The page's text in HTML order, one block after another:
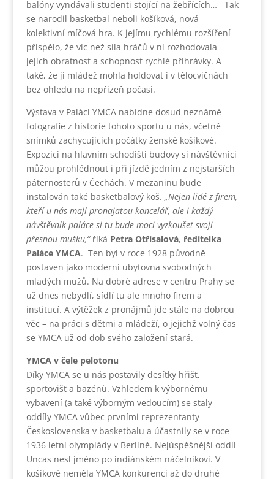
balóny vyndávali studenti stojící na žebřících… Tak
se narodil basketbal neboli košíková, nová
kolektivní míčová hra. K jejímu rychlému rozšíření
přispělo, že víc než síla hráčů v ní rozhodovala
jejich obratnost a schopnost rychlé přihrávky. A
také, že jí mládež mohla holdovat i v tělocvičnách
bez ohledu na nepřízeň počasí.
Výstava v Paláci YMCA nabídne dosud neznámé
fotografie z historie tohoto sportu u nás, včetně
snímků zachycujících počátky ženské košíkové.
Expozici na hlavním schodišti budovy si návštěvníci
můžou prohlédnout i při jízdě jedním z nejstarších
páternosterů v Čechách. V mezaninu bude
instalován také basketbalový koš. „Nejen lidé z firem,
kteří u nás mají pronajatou kancelář, ale i každý
návštěvník paláce si tu bude moci vyzkoušet svoji
přesnou mušku,“říká Petra Otřísalová, ředitelka
Paláce YMCA. Ten byl v roce 1928 původně
postaven jako moderní ubytovna svobodných
mladých mužů. Na dobré adrese v centru Prahy se
už dnes nebydlí, sídlí tu ale mnoho firem a
institucí. A výtěžek z pronájmů jde stále na dobrou
věc – na práci s dětmi a mládeží, o jejichž volný čas
se YMCA už od dob svého založení stará.
YMCA v čele pelotonu
Díky YMCA se u nás postavily desítky hřišť,
sportovišť a bazénů. Vzhledem k výbornému
vybavení (a také výborným vedoucím) se staly
oddíly YMCA vůbec prvními reprezentanty
Československa v basketbalu a účastnily se v roce
1936 letní olympiády v Berlíně. Nejúspěšnější oddíl
Uncas nesl jméno po indiánském náčelníkovi. V
košíkové neměla YMCA konkurenci až do druhé